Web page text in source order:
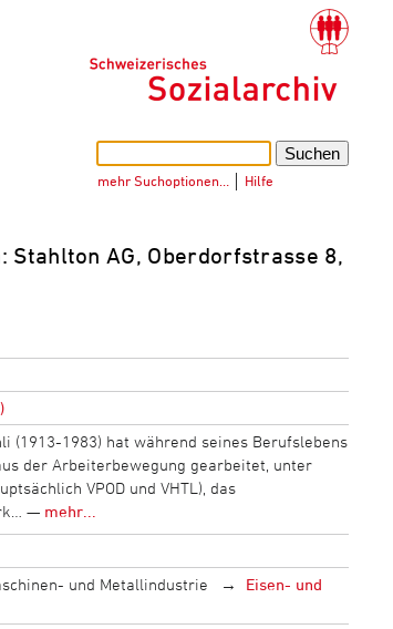
mehr Suchoptionen… Hilfe
Stahlton AG, Oberdorfstrasse 8,
(1913-1983) hat während seines Berufslebens
der Arbeiterbewegung gearbeitet, unter
VPOD und VHTL), das
— mehr...
und Metallindustrie
Eisen- und